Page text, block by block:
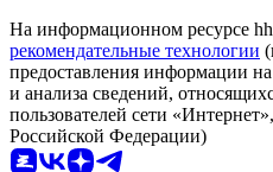
На информационном ресурсе
рекомендательные технологии
предоставления информации
и анализа сведений,
пользователей сети
Российской Федерации)